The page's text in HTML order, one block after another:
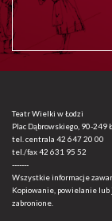
Teatr Wielki w Łodzi
Plac Dąbrowskiego, 90-249
tel. centrala 42 647 20 00
tel./fax42 631 95 52
-------
Wszystkie informacje
Kopiowanie, powielanie
zabronione.